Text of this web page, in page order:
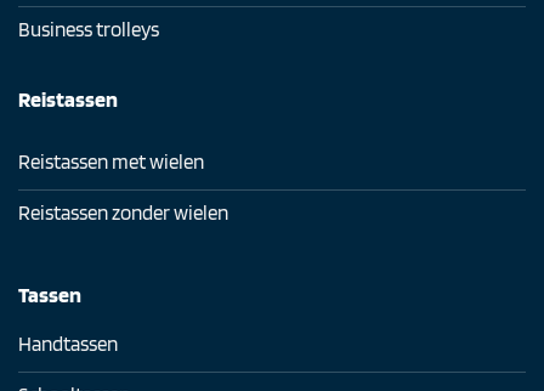
Business trolleys
Reistassen
Reistassen met wielen
Reistassen zonder wielen
Tassen
Handtassen